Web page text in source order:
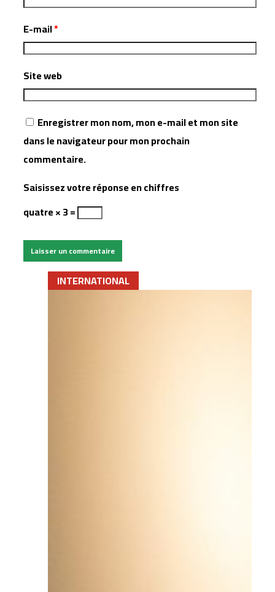
E-mail*
Site web
Enregistrer mon nom, mon e-mail et mon site
dans le navigateur pour mon prochain
commentaire.
Saisissez votre réponse en chiffres
quatre × 3 =
INTERNATIONAL